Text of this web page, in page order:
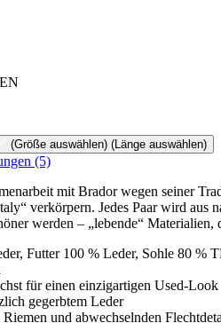
(Größe auswählen) (Länge auswählen)
(5)
mit Brador wegen seiner
verkörpern. Jedes Paar wird
werden – „lebende“
Futter 100 % Leder, Sohle 80 %
für einen einzigartigen Used-Look
gegerbtem Leder
und abwechselnden